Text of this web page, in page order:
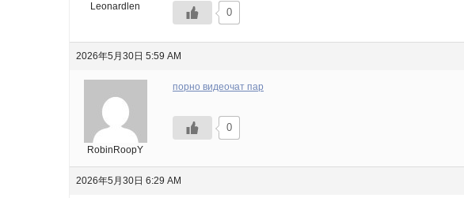
Leonardlen 0
2026年5月30日 5:59 AM
RobinRoopY
порно видеочат пар
0
2026年5月30日 6:29 AM